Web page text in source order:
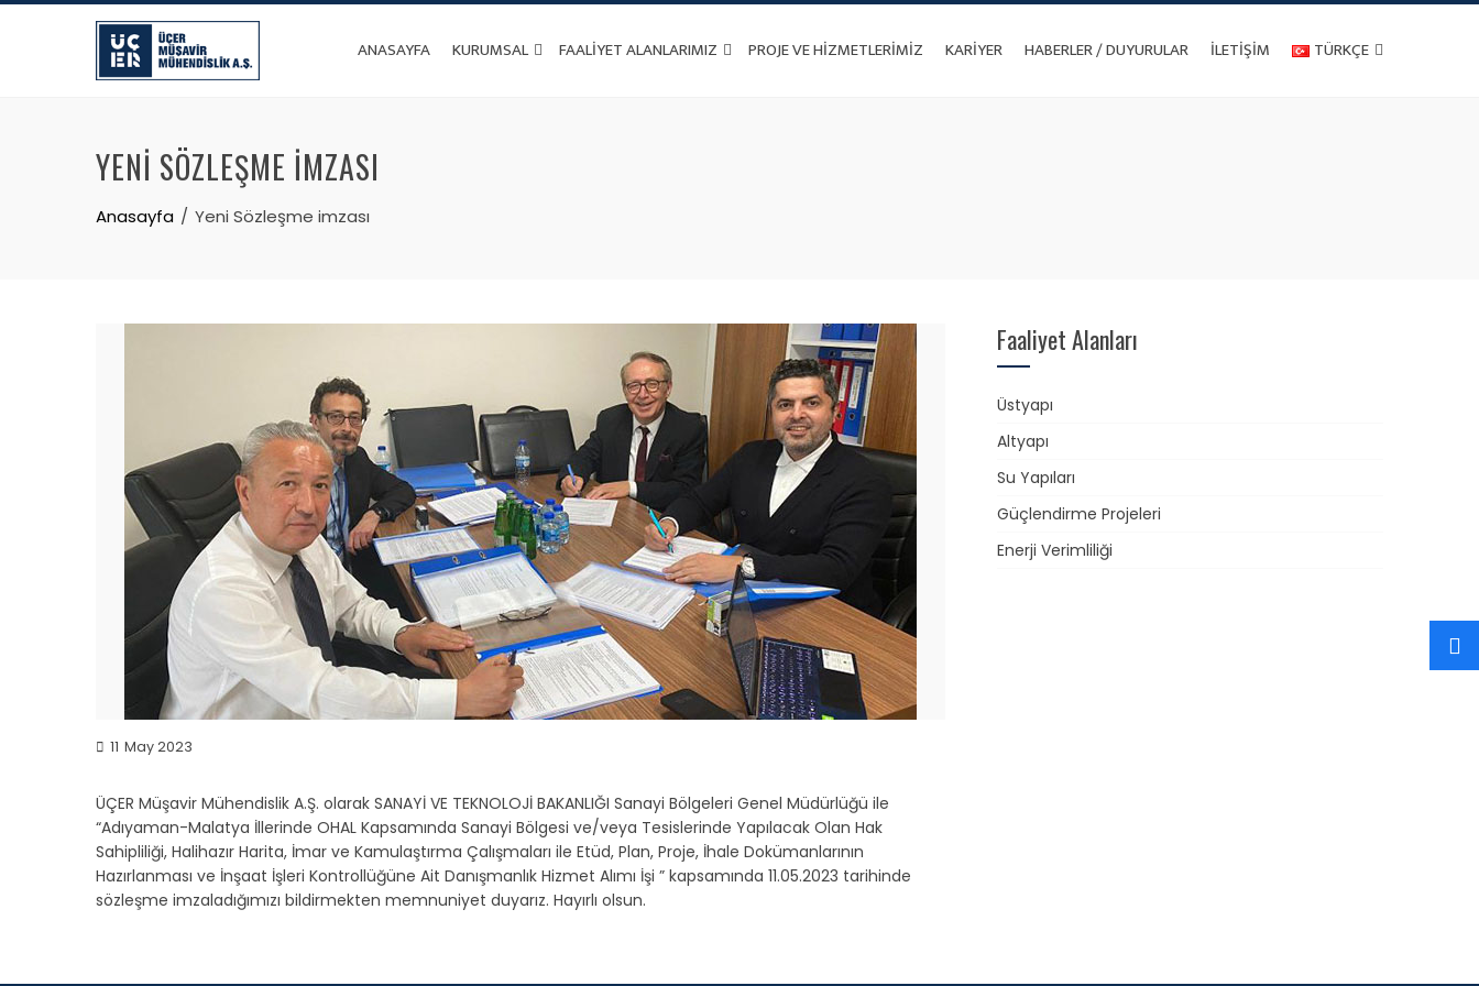
Skip
ANASAYFA KURUMSAL FAALIYET ALANLARIMIZ PROJE VE HIZMETLERIMIZ KARIYER HABERLER / DUYURULAR İLETIŞIM TÜRKÇE
YENI SÖZLEŞME IMZASI
Anasayfa Yeni Sözleşme imzası
11 May 2023
ÜÇER Müşavir Mühendislik A.Ş. olarak SANAYİ VE TEKNOLOJİ BAKANLIĞI Sanayi Bölgeleri Genel Müdürlüğü ile
“Adıyaman-Malatya İllerinde OHAL Kapsamında Sanayi Bölgesi ve/veya Tesislerinde Yapılacak Olan Hak
Sahipliliği, Halihazır Harita, İmar ve Kamulaştırma Çalışmaları ile Etüd, Plan, Proje, İhale Dokümanlarının
Hazırlanması ve İnşaat İşleri Kontrollüğüne Ait Danışmanlık Hizmet Alımı İşi ” kapsamında 11.05.2023 tarihinde
sözleşme imzaladığımızı bildirmekten memnuniyet duyarız. Hayırlı olsun.
Faaliyet Alanları
Üstyapı
Altyapı
Su Yapıları
Güçlendirme Projeleri
Enerji Verimliliği